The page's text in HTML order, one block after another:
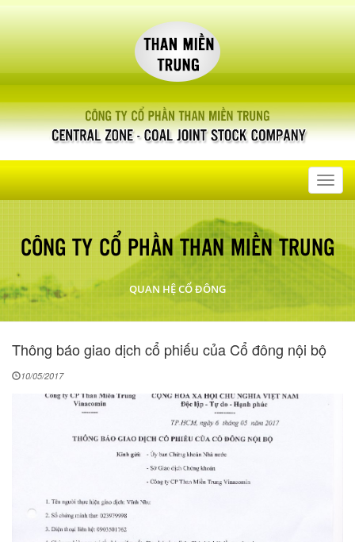
CÔNG TY CỔ PHẦN THAN MIỀN TRUNG
QUAN HỆ CỔ ĐÔNG
Thông báo giao dịch cổ phiếu của Cổ đông nội bộ
10/05/2017